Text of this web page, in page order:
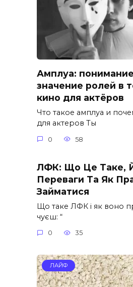
Амплуа:
значение ролей в
кино для актёров
Что такое амплуа и
для актеров Ты
0 58
ЛФК: Що Це Таке,
Переваги Та Як
Займатися
Що таке ЛФК і як воно
чуєш: “
0 35
ЛАЙФ